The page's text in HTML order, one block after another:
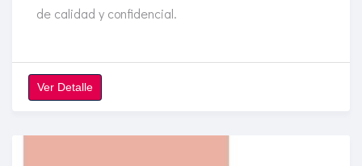
de calidad y confidencial.
Ver Detalle